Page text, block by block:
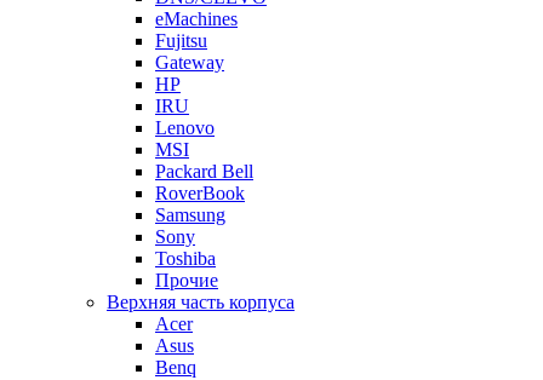
eMachines
Fujitsu
Gateway
HP
IRU
Lenovo
MSI
Packard Bell
RoverBook
Samsung
Sony
Toshiba
Прочие
Верхняя часть корпуса
Acer
Asus
Benq